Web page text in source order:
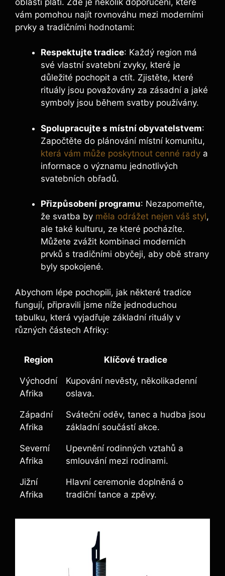
vám pomohou najít rovnováhu mezi moderními
prvky a tradičními hodnotami:
Respektujte tradice: Každý region má
své vlastní svatební zvyky, které je
důležité pochopit a ctít. Zjistěte, které
rituály jsou považovány za zásadní a jaké
symboly jsou během svatby používány.
Spolupracujte s místní obyvatelstvem:
Započtěte do plánování místní komunitu,
která vám může poskytnout cenné rady a
informace o významu jednotlivých
svatebních obřadů.
Přizpůsobení programu: Nezapomeňte,
že svatba by měla odrážet nejen váš styl,
ale také kulturu, ze které pocházíte.
Můžete zvážit kombinaci moderních
prvků s tradičními obyčeji, aby obě strany
byly spokojené.
Abychom lépe pochopili, jak některé tradice
fungují, připravili jsme níže jednoduchou
tabulku, která vyjadřuje základní rituály v
různých částech Afriky:
Region Klíčové tradice
Východní
Afrika
Kupování nevěsty, několikadenní
oslava.
Západní
Afrika
Sváteční oděv, tanec a hudba jsou
základní součástí akce.
Severní
Afrika
Upevnění rodinných vztahů a
smlouvání mezi rodinami.
Jižní
Afrika
Hlavní ceremonie doplněná o
tradiční tance a zpěvy.